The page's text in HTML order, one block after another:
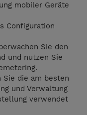
mobiler Geräte
Configuration
Sie den
und nutzen Sie
die am besten
und Verwaltung
verwendet